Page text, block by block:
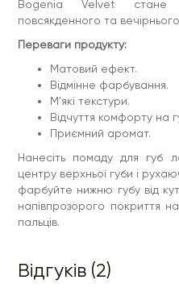
Bogenia Velvet стане
повсякденного та
Переваги продукту:
Матовий ефект.
Відмінне фарбування.
М'які текстури.
Відчуття комфорту на
Приємний аромат.
Нанесіть помаду для губ
центру верхньої губи і
фарбуйте нижню губу від
напівпрозорого покриття
пальців.
Відгуків (2)